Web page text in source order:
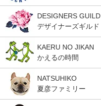
DESIGNERS GUILD
デザイナーズギルド
KAERU NO JIKAN
かえるの時間
NATSUHIKO
夏彦ファミリー